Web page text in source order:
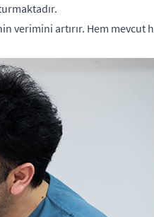
artırır. Hem